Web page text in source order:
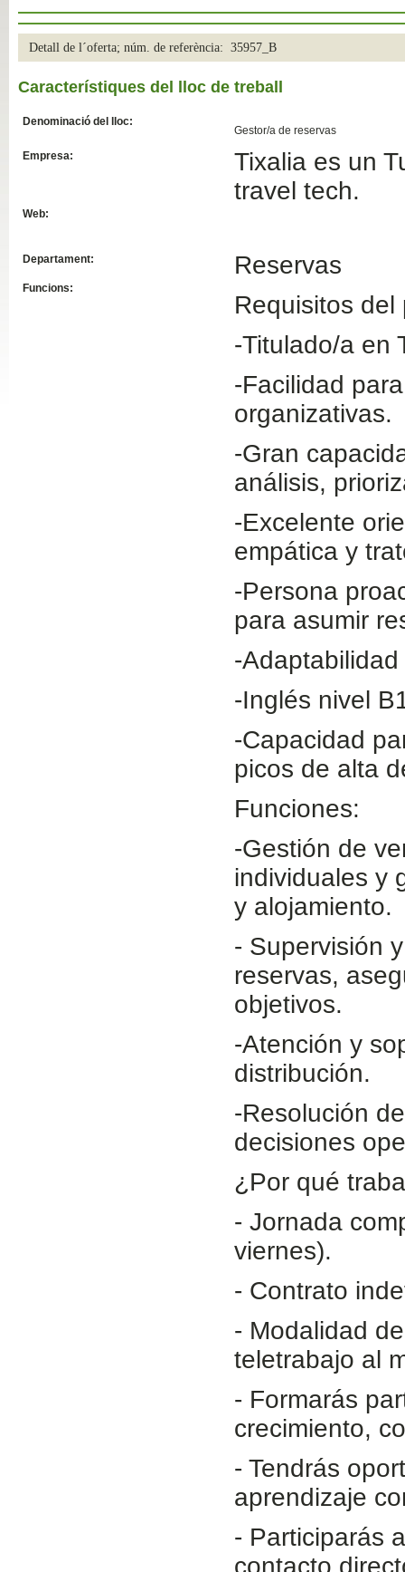
Detall de l´oferta; núm. de referència: 35957_B
Característiques del lloc de treball
Denominació del lloc:
Gestor/a de reservas
Empresa:
Tixalia es un
travel tech.
Web:
Departament: Reservas
Funcions:
Requisitos del
-Titulado/a en
-Facilidad
organizativas.
-Gran
análisis,
-Excelente
empática y
-Persona
para asumir
-
-Inglés nivel
-Capacidad
picos de alta
Funciones:
-Gestión de
individuales y
y alojamiento.
- Supervisión
reservas,
objetivos.
-Atención y
distribución.
-Resolución
decisiones
¿Por qué
- Jornada
viernes).
- Contrato
- Modalidad
teletrabajo al
- Formarás
crecimiento,
- Tendrás
aprendizaje
- Participarás
contacto